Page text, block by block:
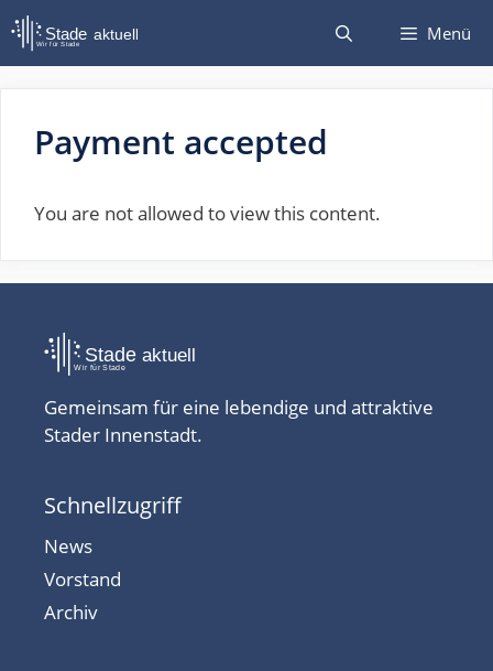
Zum
Inhalt
springen
Menü
Payment accepted
You are not allowed to view this content.
Gemeinsam für eine lebendige und attraktive
Stader Innenstadt.
Schnellzugriff
News
Vorstand
Archiv